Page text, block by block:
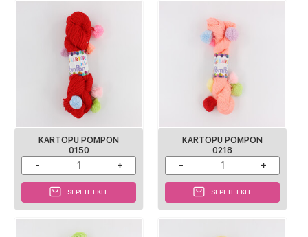
KARTOPU POMPON
0150
SEPETE EKLE
KARTOPU POMPON
0218
SEPETE EKLE